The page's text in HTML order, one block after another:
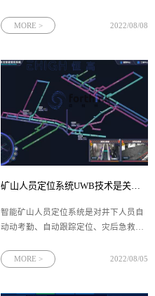
合，因地制宜地利用数字化改造技术有
益，精准把控产品智能生产的主线，从
而构建完善的智慧工厂体系。四相科技
依托UWB&蓝牙融合的厘米级定位技
术，通过精准的实时定位数据，结合智
能制造mes系统，为企业管理定制全套
解决方案。
MORE > 2022/08/08
智能矿山人员定位系统是对井下人员自
动动考勤、自动跟踪定位、灾后急救、
相科技采用先进的UWB技术，对矿山人
MORE > 2022/08/05